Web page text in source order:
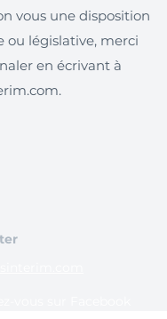
vous une disposition
ou législative, merci
en écrivant à
.